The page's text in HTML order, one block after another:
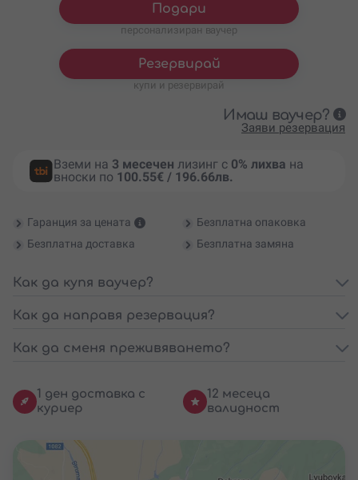
Подари
персонализиран ваучер
Резервирай
купи и резервирай
Имаш ваучер?
Заяви резервация
Вземи на 3 месечен лизинг с 0% лихва на
вноски по 100.55€ / 196.66лв.
Гаранция за цената
Безплатна опаковка
Безплатна доставка
Безплатна замяна
Как да купя ваучер?
Как да направя резервация?
Как да сменя преживяването?
1 ден доставка с
куриер
12 месеца
валидност